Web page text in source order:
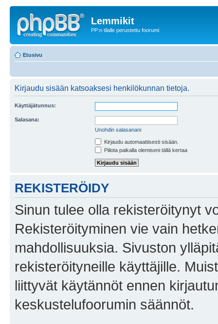
Lemmikit
PP:n tilalle perustettu foorumi
Etusivu
Kirjaudu sisään katsoaksesi henkilökunnan tietoja.
Käyttäjätunnus:
Salasana:
Unohdin salasanani
Kirjaudu automaattisesti sisään.
Piilota paikalla olemiseni tällä kertaa
REKISTERÖIDY
Sinun tulee olla rekisteröitynyt
Rekisteröityminen vie vain
mahdollisuuksia. Sivuston
rekisteröityneille käyttäjille.
liittyvät käytännöt ennen
keskustelufoorumin säännöt.